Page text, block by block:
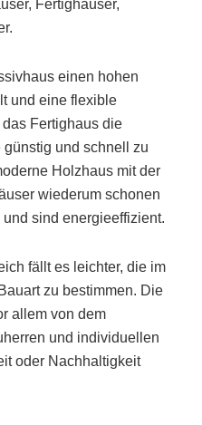
Fertighäuser,
einen hohen
und eine flexible
Fertighaus die
und schnell zu
Holzhaus mit der
wiederum schonen
sind energieeffizient.
fällt es leichter, die im
zu bestimmen. Die
allem von dem
und individuellen
oder Nachhaltigkeit